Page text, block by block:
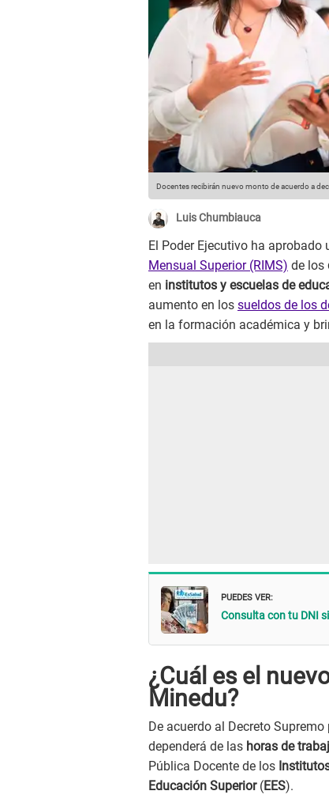
Docentes recibirán nuevo monto de acuerdo a
Luis Chumbiauca
El Poder Ejecutivo ha
Mensual Superior (RIMS) de los
en institutos y escuelas de
aumento en los sueldos de los
en la formación académica y
PUEDES VER:
Consulta con tu DNI
¿Cuál es el
Minedu?
De acuerdo al Decreto
dependerá de las horas de
Pública Docente de los
Educación Superior(EES).